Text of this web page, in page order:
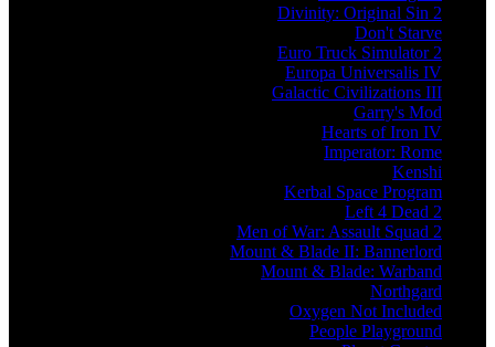
Divinity: Original Sin 2
Don't Starve
Euro Truck Simulator 2
Europa Universalis IV
Galactic Civilizations III
Garry's Mod
Hearts of Iron IV
Imperator: Rome
Kenshi
Kerbal Space Program
Left 4 Dead 2
Men of War: Assault Squad 2
Mount & Blade II: Bannerlord
Mount & Blade: Warband
Northgard
Oxygen Not Included
People Playground